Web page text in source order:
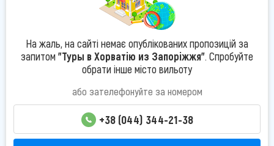
На жаль, на сайті немає опублікованих пропозицій за
запитом "Туры в Хорватію из Запоріжжя". Спробуйте
обрати інше місто вильоту
або зателефонуйте за номером
+38 (044) 344-21-38